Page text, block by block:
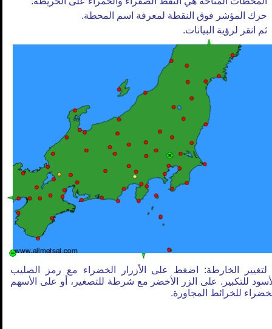
حرك المؤشر فوق النقطة لمعرفة اسم المحطة.
ثم انقر لرؤية البيانات.
لتغيير الخارطة: اضغط على الأزرار الخضراء مع رمز الصليب
للتكبير. على الزر الأخضر مع شرطة للتصغير، أو على الأسهم
للخرائط المجاورة.